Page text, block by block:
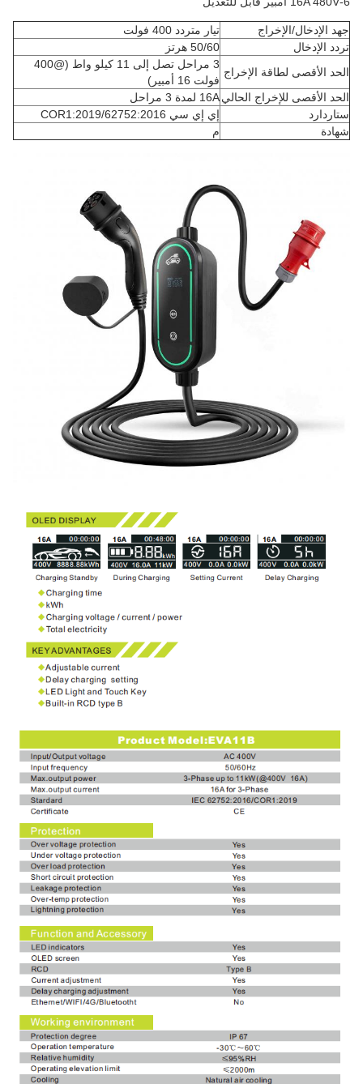
جهد الإدخال/الإخراج
تيار متردد 400 فولت
تردد الإدخال
50/60 هرتز
الحد الأقصى لطاقة الإخراج
3 مراحل تصل إلى 11 كيلو واط (@400
فولت 16 أمبير)
الحد الأقصى للإخراج الحالي 16A لمدة 3 مراحل
ستاردارد
إي إي سي 62752:2016/COR1:2019
شهادة
م